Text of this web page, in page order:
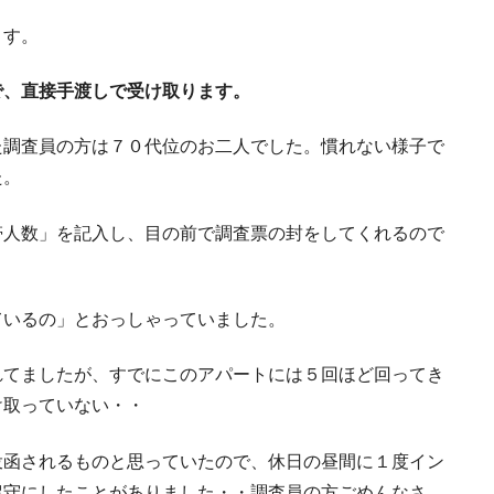
。
直接手渡しで受け取ります。
査員の方は７０代位のお二人でした。慣れない様子で
数」を記入し、目の前で調査票の封をしてくれるので
るの」とおっしゃっていました。
ましたが、すでにこのアパートには５回ほど回ってき
っていない・・
されるものと思っていたので、休日の昼間に１度イン